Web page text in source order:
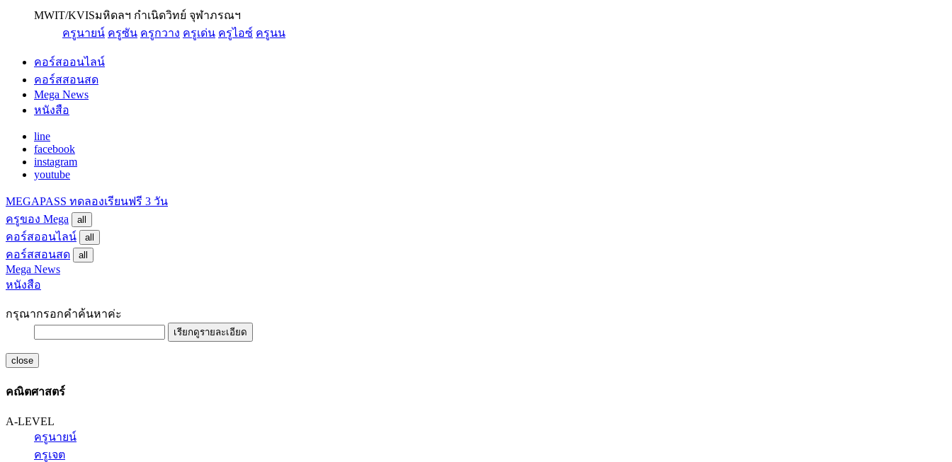
MWIT/KVISมหิดลฯ กำเนิดวิทย์ จุฬาภรณฯ
ครูนายน์ ครูซัน ครูกวาง ครูเด่น ครูไอซ์ ครูนน
คอร์สออนไลน์
คอร์สสอนสด
Mega News
หนังสือ
line
facebook
instagram
youtube
MEGAPASS ทดลองเรียนฟรี 3 วัน
ครูของ Mega
all
คอร์สออนไลน์ all
คอร์สสอนสด all
Mega News
หนังสือ
กรุณากรอกคำค้นหาค่ะ
เรียกดูรายละเอียด
close
คณิตศาสตร์
A-LEVEL
ครูนายน์
ครูเจต